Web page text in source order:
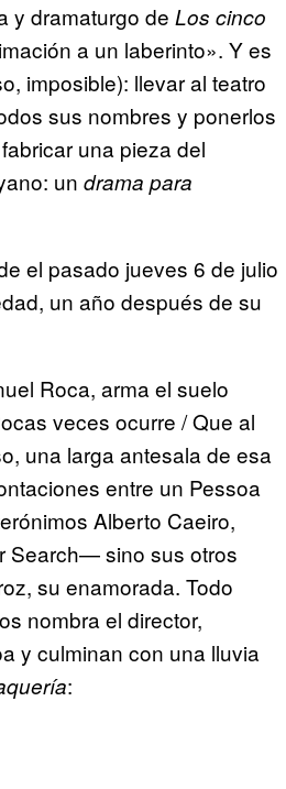
y dramaturgo de Los cinco
a un laberinto». Y es
imposible): llevar al teatro
sus nombres y ponerlos
una pieza del
un drama para
el pasado jueves 6 de julio
un año después de su
Roca, arma el suelo
veces ocurre / Que al
una larga antesala de esa
entre un Pessoa
Alberto Caeiro,
Search— sino sus otros
su enamorada. Todo
nombra el director,
y culminan con una lluvia
: